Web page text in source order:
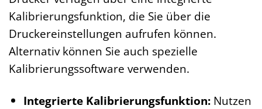
Kalibrierungsfunktion, die Sie über die
Druckereinstellungen aufrufen können.
Alternativ können Sie auch spezielle
Kalibrierungssoftware verwenden.
Integrierte Kalibrierungsfunktion:Nutzen